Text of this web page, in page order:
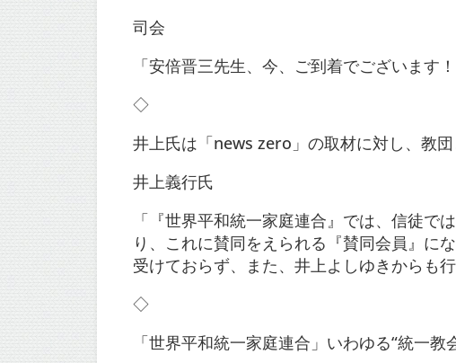
司会
「安倍晋三先生、今、ご到着でございます！
◇
井上氏は「news zero」の取材に対し、教
井上義行氏
「『世界平和統一家庭連合』では、信徒で
り、これに賛同をえられる『賛同会員』に
受けておらず、また、井上よしゆきからも
◇
「世界平和統一家庭連合」いわゆる“統一